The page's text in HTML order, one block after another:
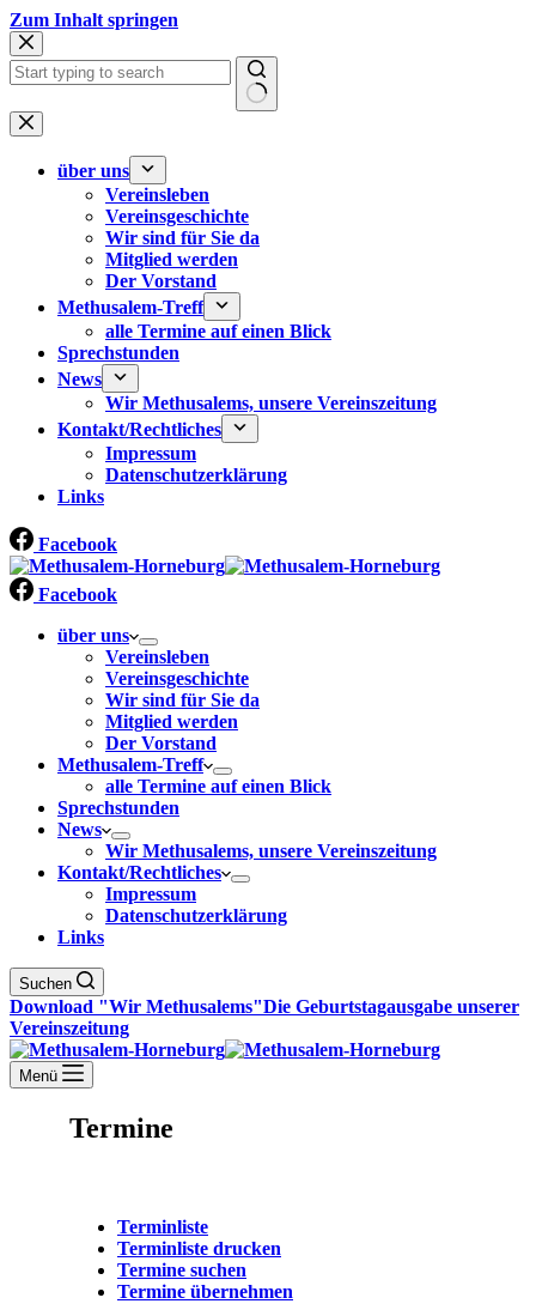
Zum Inhalt springen
springen
Keine
Ergebnisse
über uns
Vereinsleben
Vereinsgeschichte
Wir sind für Sie da
Mitglied werden
Der Vorstand
Methusalem-Treff
alle Termine auf einen Blick
Sprechstunden
News
Wir Methusalems, unsere Vereinszeitung
Kontakt/Rechtliches
Impressum
Datenschutzerklärung
Links
Facebook
Facebook
über uns
Vereinsleben
Vereinsgeschichte
Wir sind für Sie da
Mitglied werden
Der Vorstand
Methusalem-Treff
alle Termine auf einen Blick
Sprechstunden
News
Wir Methusalems, unsere Vereinszeitung
Kontakt/Rechtliches
Impressum
Datenschutzerklärung
Links
Suchen
Download "Wir Methusalems"Die Geburtstagausgabe unserer
Vereinszeitung
Menü
Termine
Terminliste
Terminliste drucken
Termine suchen
Termine übernehmen